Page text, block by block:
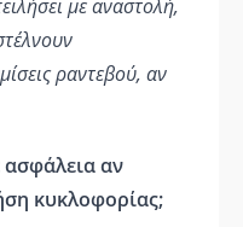
με αναστολή,
ραντεβού, αν
αν
κυκλοφορίας;